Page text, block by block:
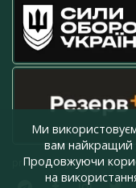
press@armyinform.com.ua
Ми
вам найкращий
Продовжуючи
на